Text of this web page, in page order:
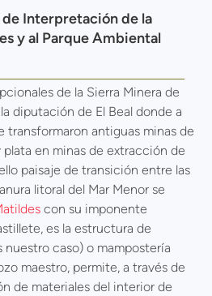
Interpretación de la
y al Parque Ambiental
de la Sierra Minera de
diputación de El Beal donde a
transformaron antiguas minas de
en minas de extracción de
paisaje de transición entre las
litoral del Mar Menor se
con su imponente
es la estructura de
nuestro caso) o mampostería
maestro, permite, a través de
de materiales del interior de